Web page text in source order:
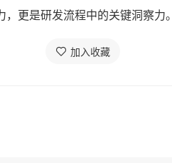
更是研发流程中的关键洞察力。
加入收藏